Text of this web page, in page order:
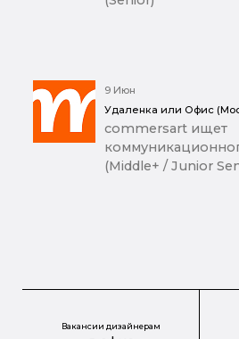
9 Июн
Удаленка или Офис
commersart ищет
(Middle+ / Junior
Вакансии дизайнерам